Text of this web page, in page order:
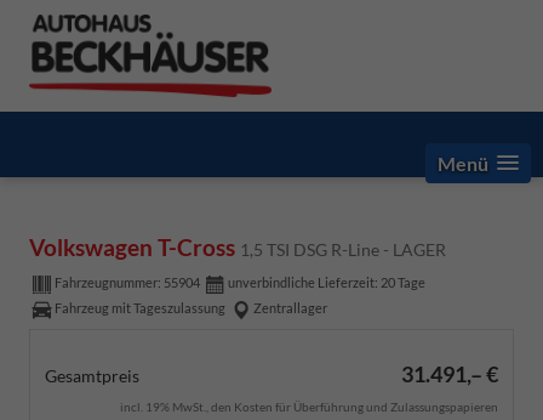
Menü
Volkswagen T-Cross 1,5 TSI DSG R-Line - LAGER
Fahrzeugnummer: 55904 unverbindliche Lieferzeit: 20 Tage
Fahrzeug mit Tageszulassung
Zentrallager
Gesamtpreis 31.491,– €
incl. 19% MwSt., den Kosten für Überführung und Zulassungspapieren